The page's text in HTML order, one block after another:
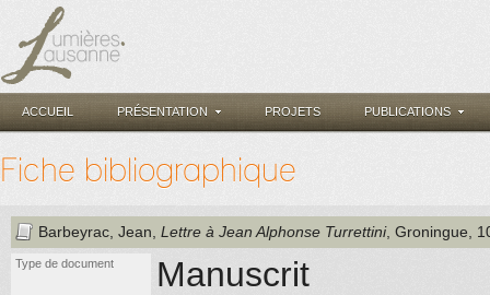
ACCUEIL PRÉSENTATION PROJETS PUBLICATIONS
Fiche bibliographique
Barbeyrac, Jean Lettre à Jean Alphonse Turrettini, Groningue ,
Type de document Manuscrit